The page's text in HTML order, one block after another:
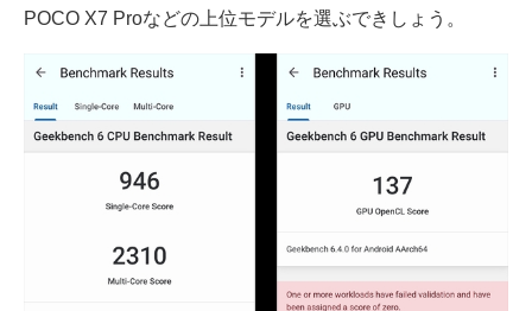
POCO X7 Proなどの上位モデルを選ぶできしょう。